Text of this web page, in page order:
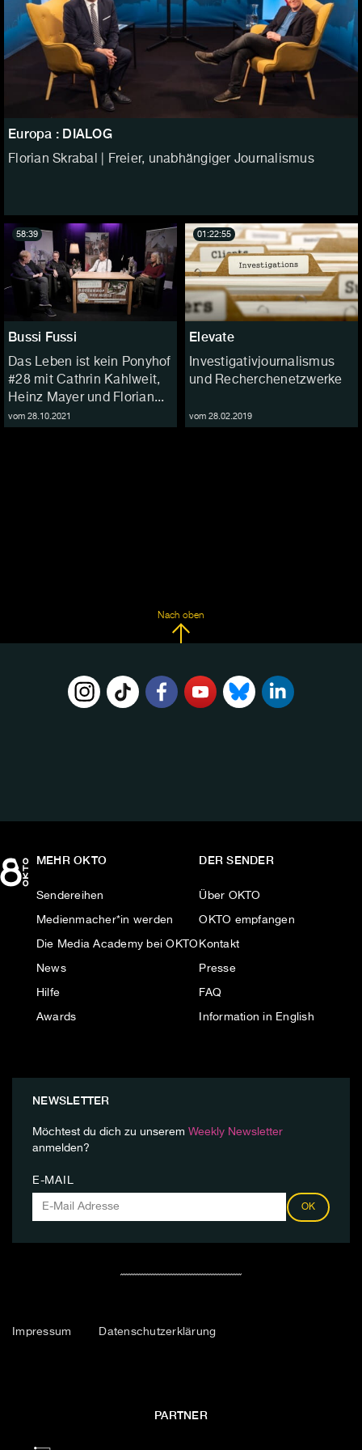
Europa : DIALOG
Florian Skrabal | Freier, unabhängiger Journalismus
Bussi Fussi
Das Leben ist kein Ponyhof
#28 mit Cathrin Kahlweit,
Heinz Mayer und Florian...
vom 28.10.2021
58:39
Elevate
Investigativjournalismus
und Recherchenetzwerke
vom 28.02.2019
01:22:55
Nach oben
MEHR OKTO
Sendereihen
Medienmacher*in werden
Die Media Academy bei OKTO
News
Hilfe
Awards
DER SENDER
Über OKTO
OKTO empfangen
Kontakt
Presse
FAQ
Information in English
NEWSLETTER
Möchtest du dich zu unserem Weekly Newsletter
anmelden?
E-MAIL
OK
Impressum Datenschutzerklärung
PARTNER